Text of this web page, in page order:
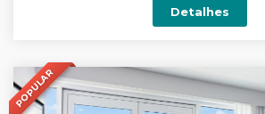
Detalhes
POPULAR